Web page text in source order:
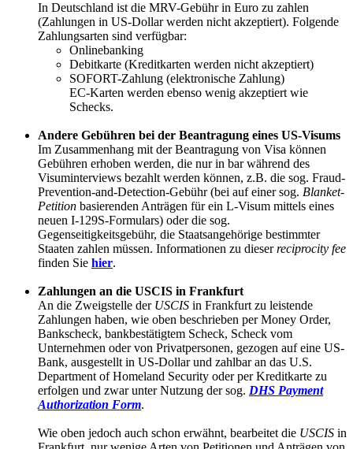
In Deutschland ist die MRV-Gebühr in Euro zu zahlen
(Zahlungen in US-Dollar werden nicht akzeptiert). Folgende
Zahlungsarten sind verfügbar:
Onlinebanking
Debitkarte (Kreditkarten werden nicht akzeptiert)
SOFORT-Zahlung (elektronische Zahlung)
EC-Karten werden ebenso wenig akzeptiert wie
Schecks.
Andere Gebühren bei der Beantragung eines US-Visums
Im Zusammenhang mit der Beantragung von Visa können
Gebühren erhoben werden, die nur in bar während des
Visuminterviews bezahlt werden können, z.B. die sog. Fraud-
Prevention-and-Detection-Gebühr (bei auf einer sog. Blanket-
Petition basierenden Anträgen für ein L-Visum mittels eines
neuen I-129S-Formulars) oder die sog.
Gegenseitigkeitsgebühr, die Staatsangehörige bestimmter
Staaten zahlen müssen. Informationen zu dieserreciprocity fee
finden Sie hier.
Zahlungen an die USCIS in Frankfurt
An die Zweigstelle der USCIS in Frankfurt zu leistende
Zahlungen haben, wie oben beschrieben per Money Order,
Bankscheck, bankbestätigtem Scheck, Scheck vom
Unternehmen oder von Privatpersonen, gezogen auf eine US-
Bank, ausgestellt in US-Dollar und zahlbar an das U.S.
Department of Homeland Security oder per Kreditkarte zu
erfolgen und zwar unter Nutzung der sog. DHS Payment
Authorization Form.
Wie oben jedoch auch schon erwähnt, bearbeitet die USCIS in